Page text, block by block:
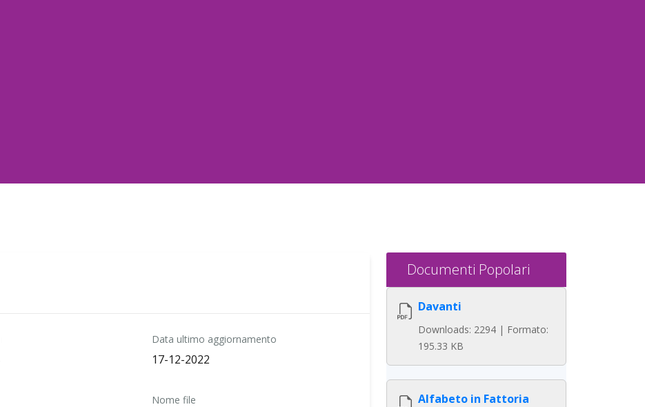
Data ultimo aggiornamento
17-12-2022
Nome file
Documenti Popolari
Davanti
Downloads: 2294 | Formato:
195.33 KB
Alfabeto in Fattoria